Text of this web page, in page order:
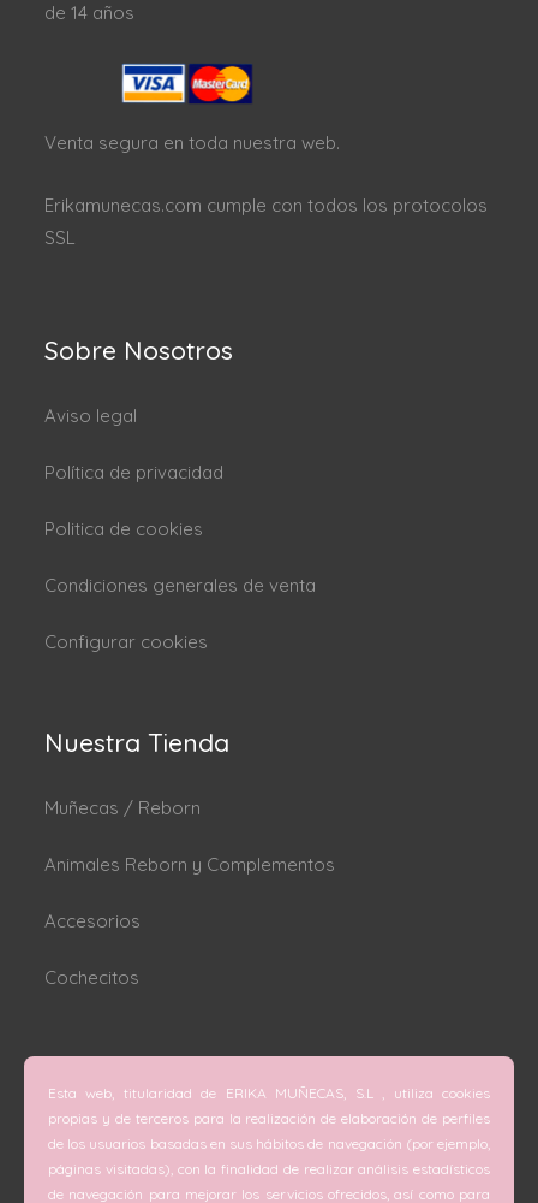
de 14 años
Venta segura en toda nuestra web.
Erikamunecas.com cumple con todos los protocolos
SSL
Sobre Nosotros
Aviso legal
Política de privacidad
Politica de cookies
Condiciones generales de venta
Configurar cookies
Nuestra Tienda
Muñecas / Reborn
Animales Reborn y Complementos
Accesorios
Cochecitos
C/ San Vicente Mártir nº 74 (Valencia).
C/ Doctor Melis nº 6 (Grao de Gandía).
Esta web, titularidad de ERIKA MUÑECAS, S.L , utiliza cookies
propias y de terceros para la realización de elaboración de perfiles
de los usuarios basadas en sus hábitos de navegación (por ejemplo,
páginas visitadas), con la finalidad de realizar análisis estadísticos
de navegación para mejorar los servicios ofrecidos, así como para